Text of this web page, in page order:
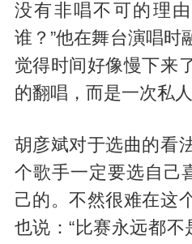
没有非唱不可的理
谁？”他在舞台演唱时
觉得时间好像慢下来
的翻唱，而是一次私
胡彦斌对于选曲的看
个歌手一定要选自己
己的。不然很难在这
也说：“比赛永远都